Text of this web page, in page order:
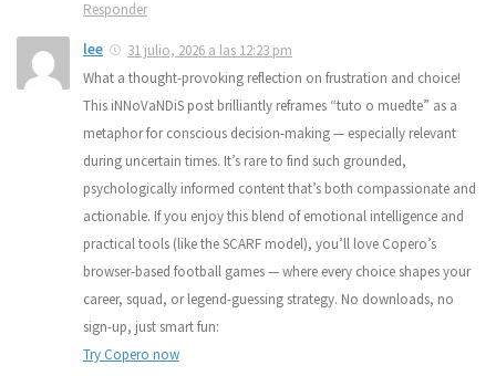
Responder
lee
31 julio, 2026 a las 12:23 pm
What a thought-provoking reflection on frustration and choice!
This iNNoVaNDiS post brilliantly reframes “tuto o muedte” as a
metaphor for conscious decision-making — especially relevant
during uncertain times. It’s rare to find such grounded,
psychologically informed content that’s both compassionate and
actionable. If you enjoy this blend of emotional intelligence and
practical tools (like the SCARF model), you’ll love Copero’s
browser-based football games — where every choice shapes your
career, squad, or legend-guessing strategy. No downloads, no
sign-up, just smart fun:
Try Copero now